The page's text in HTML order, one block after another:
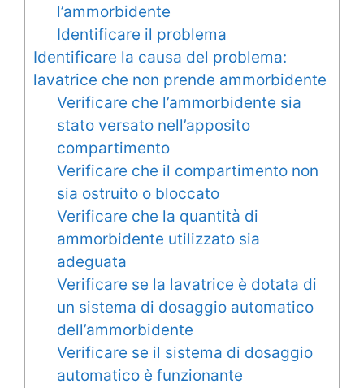
l’ammorbidente
Identificare il problema
Identificare la causa del problema:
lavatrice che non prende ammorbidente
Verificare che l’ammorbidente sia
stato versato nell’apposito
compartimento
Verificare che il compartimento non
sia ostruito o bloccato
Verificare che la quantità di
ammorbidente utilizzato sia
adeguata
Verificare se la lavatrice è dotata di
un sistema di dosaggio automatico
dell’ammorbidente
Verificare se il sistema di dosaggio
automatico è funzionante